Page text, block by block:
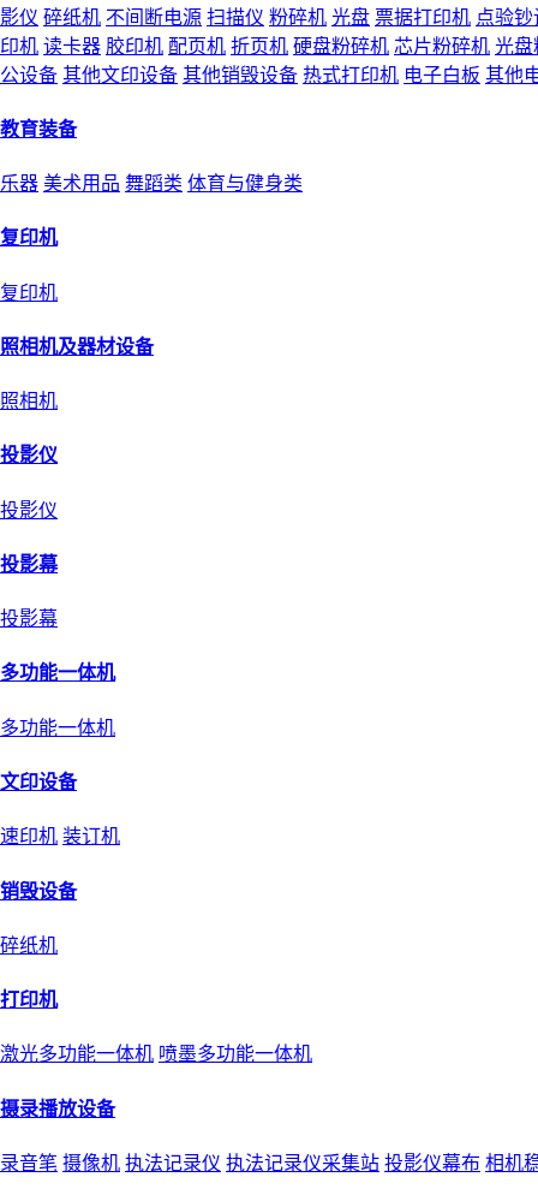
影仪 碎纸机 不间断电源 扫描仪 粉碎机 光盘 票据打印机 点验钞
印机 读卡器 胶印机 配页机 折页机 硬盘粉碎机 芯片粉碎机 光盘
公设备 其他文印设备 其他销毁设备 热式打印机 电子白板 其他
教育装备
乐器 美术用品 舞蹈类 体育与健身类
复印机
复印机
照相机及器材设备
照相机
投影仪
投影仪
投影幕
投影幕
多功能一体机
多功能一体机
文印设备
速印机 装订机
销毁设备
碎纸机
打印机
激光多功能一体机 喷墨多功能一体机
摄录播放设备
录音笔 摄像机 执法记录仪 执法记录仪采集站 投影仪幕布 相机